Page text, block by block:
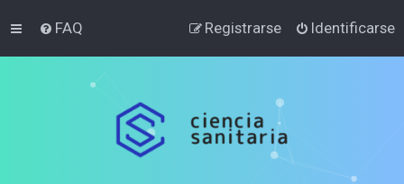
FAQ Identificarse
Registrarse